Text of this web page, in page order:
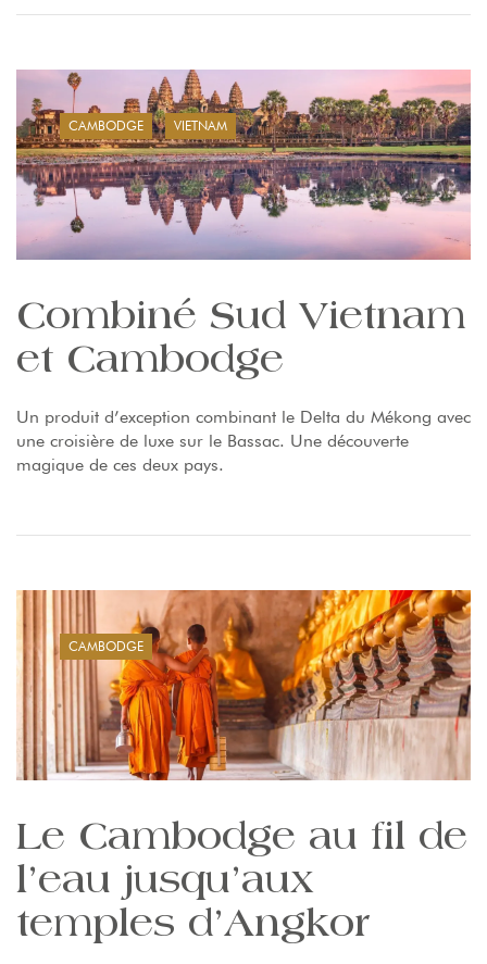
CAMBODGE VIETNAM
Combiné Sud Vietnam
et Cambodge
Un produit d’exception combinant le Delta du Mékong avec
une croisière de luxe sur le Bassac. Une découverte
magique de ces deux pays.
CAMBODGE
Le Cambodge au fil de
l’eau jusqu’aux
temples d’Angkor